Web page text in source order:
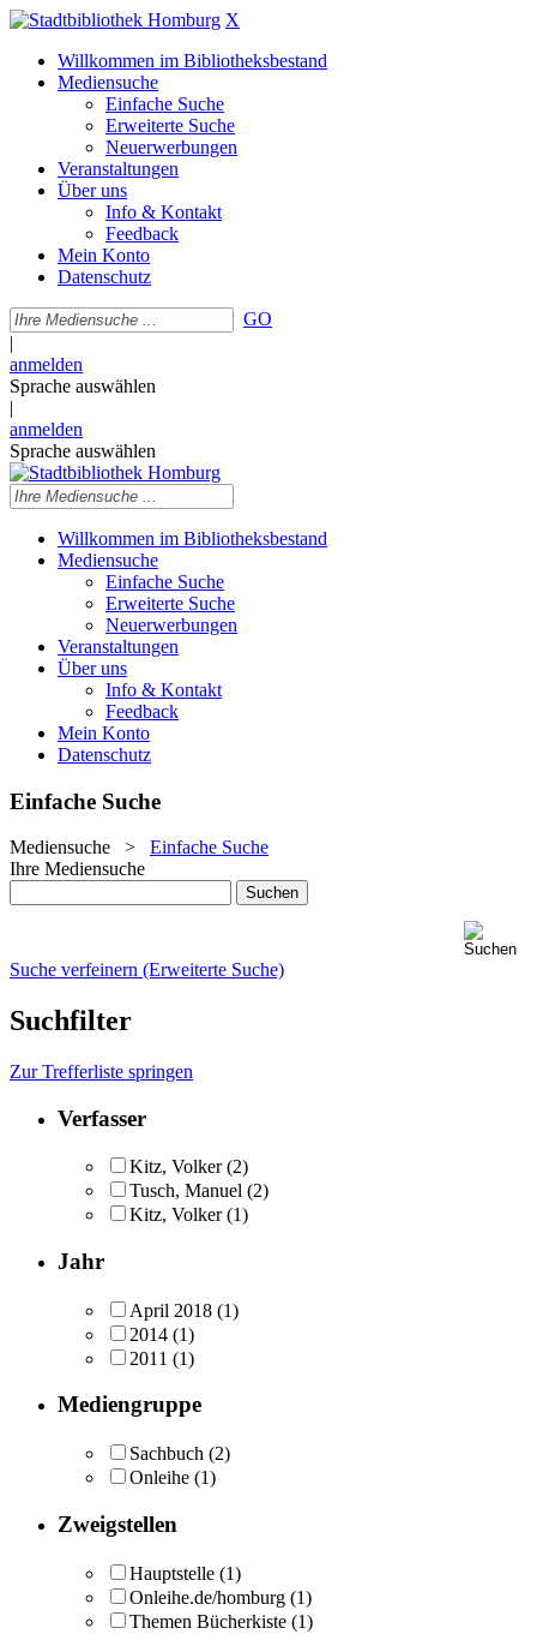
X
Willkommen im Bibliotheksbestand
Mediensuche
Einfache Suche
Erweiterte Suche
Neuerwerbungen
Veranstaltungen
Über uns
Info & Kontakt
Feedback
Mein Konto
Datenschutz
GO
|
anmelden
Sprache auswählen
|
anmelden
Sprache auswählen
Willkommen im Bibliotheksbestand
Mediensuche
Einfache Suche
Erweiterte Suche
Neuerwerbungen
Veranstaltungen
Über uns
Info & Kontakt
Feedback
Mein Konto
Datenschutz
Einfache Suche
Mediensuche > Einfache Suche
Ihre Mediensuche
Suche verfeinern (Erweiterte Suche)
Suchfilter
Zur Trefferliste springen
Verfasser
Kitz, Volker (2)
Tusch, Manuel (2)
Kitz, Volker(1)
Jahr
April 2018 (1)
2014 (1)
2011 (1)
Mediengruppe
Sachbuch (2)
Onleihe (1)
Zweigstellen
Hauptstelle (1)
Onleihe.de/homburg (1)
Themen Bücherkiste (1)